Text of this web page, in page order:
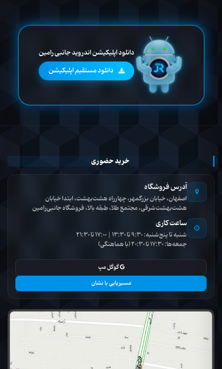
دانلود اپلیکیشن اندروید جانبی رامین
دانلود مستقیم اپلیکیشن
خرید حضوری
آدرس فروشگاه
اصفهان، خیابان بزرگمهر، چهارراه هشت‌بهشت، ابتدا خیابان
هشت‌بهشت‌شرقی، مجتمع طلا، طبقه بالا، فروشگاه جانبی‌رامین
ساعت کاری
شنبه تا پنج‌شنبه: 9:30 تا 13:30 | 17:00 تا 21:30
جمعه‌ها: 17:30 تا 20:30 (با هماهنگی)
گوگل مپ
مسیریابی با نشان